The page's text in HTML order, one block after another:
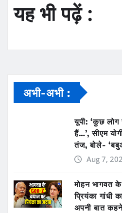
यह भी पढ़ें :
अभी-अभी :
यूपी: ‘कुछ
हैं…’, सीएम
तंज, बोले-
Aug 7,
मोहन भागवत
प्रियंका गांधी
अपनी बात